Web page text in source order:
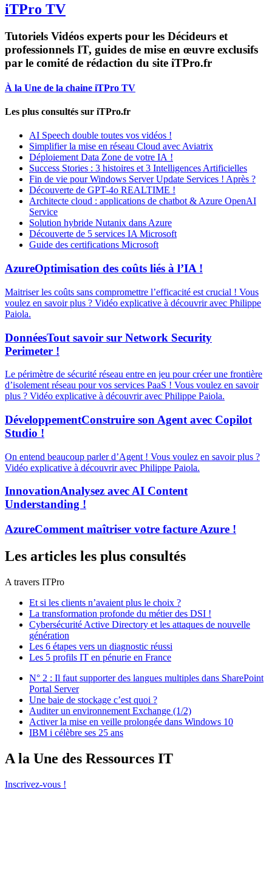
iTPro TV
Tutoriels Vidéos experts pour les Décideurs et
professionnels IT, guides de mise en œuvre exclusifs
par le comité de rédaction du site iTPro.fr
À la Une de la chaine iTPro TV
Les plus consultés sur iTPro.fr
AI Speech double toutes vos vidéos !
Simplifier la mise en réseau Cloud avec Aviatrix
Déploiement Data Zone de votre IA !
Success Stories : 3 histoires et 3 Intelligences Artificielles
Fin de vie pour Windows Server Update Services ! Après ?
Découverte de GPT-4o REALTIME !
Architecte cloud : applications de chatbot & Azure OpenAI
Service
Solution hybride Nutanix dans Azure
Découverte de 5 services IA Microsoft
Guide des certifications Microsoft
AzureOptimisation des coûts liés à l’IA !
Maitriser les coûts sans compromettre l’efficacité est crucial ! Vous
voulez en savoir plus ? Vidéo explicative à découvrir avec Philippe
Paiola.
DonnéesTout savoir sur Network Security
Perimeter !
Le périmètre de sécurité réseau entre en jeu pour créer une frontière
d’isolement réseau pour vos services PaaS ! Vous voulez en savoir
plus ? Vidéo explicative à découvrir avec Philippe Paiola.
DéveloppementConstruire son Agent avec Copilot
Studio !
On entend beaucoup parler d’Agent ! Vous voulez en savoir plus ?
Vidéo explicative à découvrir avec Philippe Paiola.
InnovationAnalysez avec AI Content
Understanding !
AzureComment maîtriser votre facture Azure !
Les articles les plus consultés
A travers ITPro
Et si les clients n’avaient plus le choix ?
La transformation profonde du métier des DSI !
Cybersécurité Active Directory et les attaques de nouvelle
génération
Les 6 étapes vers un diagnostic réussi
Les 5 profils IT en pénurie en France
N° 2 : Il faut supporter des langues multiples dans SharePoint
Portal Server
Une baie de stockage c’est quoi ?
Auditer un environnement Exchange (1/2)
Activer la mise en veille prolongée dans Windows 10
IBM i célèbre ses 25 ans
A la Une des Ressources IT
Inscrivez-vous !